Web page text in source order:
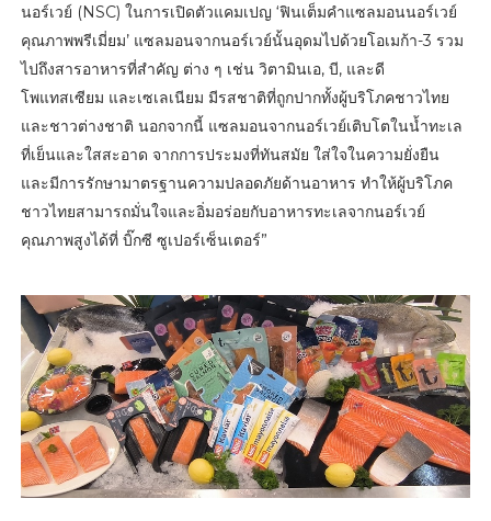
นอร์เวย์ (NSC) ในการเปิดตัวแคมเปญ ‘ฟินเต็มคำแซลมอนนอร์เวย์
คุณภาพพรีเมี่ยม’ แซลมอนจากนอร์เวย์นั้นอุดมไปด้วยโอเมก้า-3 รวม
ไปถึงสารอาหารที่สำคัญ ต่าง ๆ เช่น วิตามินเอ, บี, และดี
โพแทสเซียม และเซเลเนียม มีรสชาติที่ถูกปากทั้งผู้บริโภคชาวไทย
และชาวต่างชาติ นอกจากนี้ แซลมอนจากนอร์เวย์เติบโตในน้ำทะเล
ที่เย็นและใสสะอาด จากการประมงที่ทันสมัย ใส่ใจในความยั่งยืน
และมีการรักษามาตรฐานความปลอดภัยด้านอาหาร ทำให้ผู้บริโภค
ชาวไทยสามารถมั่นใจและอิ่มอร่อยกับอาหารทะเลจากนอร์เวย์
คุณภาพสูงได้ที่ บิ๊กซี ซูเปอร์เซ็นเตอร์”